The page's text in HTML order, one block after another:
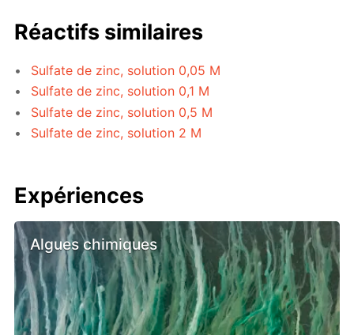
Réactifs similaires
Sulfate de zinc, solution 0,05 M
Sulfate de zinc, solution 0,1 M
Sulfate de zinc, solution 0,5 M
Sulfate de zinc, solution 2 M
Expériences
Algues chimiques